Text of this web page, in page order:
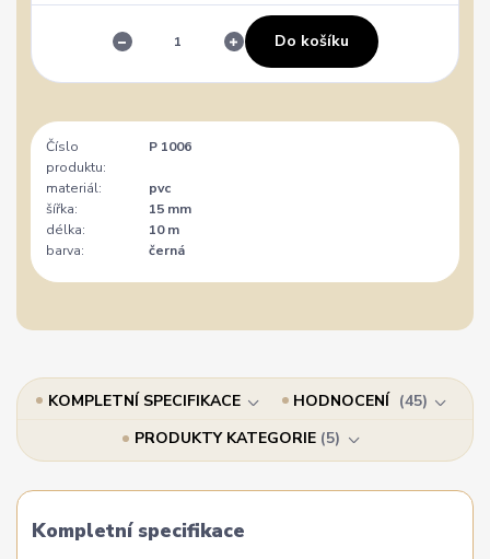
Do košíku
Číslo
produktu:
P 1006
materiál:
pvc
šířka:
15 mm
délka:
10 m
barva:
černá
KOMPLETNÍ SPECIFIKACE HODNOCENÍ
45
PRODUKTY KATEGORIE 5
Kompletní specifikace